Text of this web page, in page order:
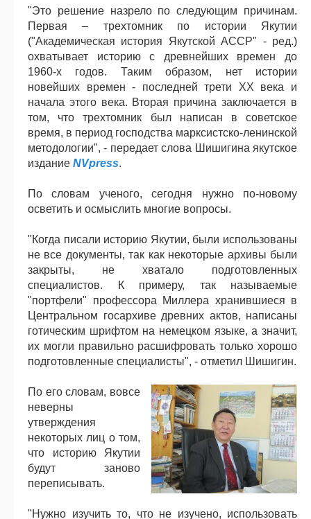
"Это решение назрело по следующим причинам.
Первая – трехтомник по истории Якутии
("Академическая история Якутской АССР" - ред.)
охватывает историю с древнейших времен до
1960-х годов. Таким образом, нет истории
новейших времен - последней трети XX века и
начала этого века. Вторая причина заключается в
том, что трехтомник был написан в советское
время, в период господства марксистско-ленинской
методологии", - передает слова Шишигина якутское
издание NVpress.
По словам ученого, сегодня нужно по-новому
осветить и осмыслить многие вопросы.
"Когда писали историю Якутии, были использованы
не все документы, так как некоторые архивы были
закрыты, не хватало подготовленных
специалистов. К примеру, так называемые
"портфели" профессора Миллера хранившиеся в
Центральном госархиве древних актов, написаны
готическим шрифтом на немецком языке, а значит,
их могли правильно расшифровать только хорошо
подготовленные специалисты", - отметил Шишигин.
По его словам, вовсе
неверны
утверждения
некоторых лиц о том,
что историю Якутии
будут заново
переписывать.
"Нужно изучить то, что не изучено, использовать